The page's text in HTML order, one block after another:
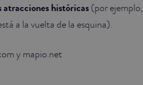
atracciones históricas(por ejemplo,
a la vuelta de la esquina).
y mapio.net